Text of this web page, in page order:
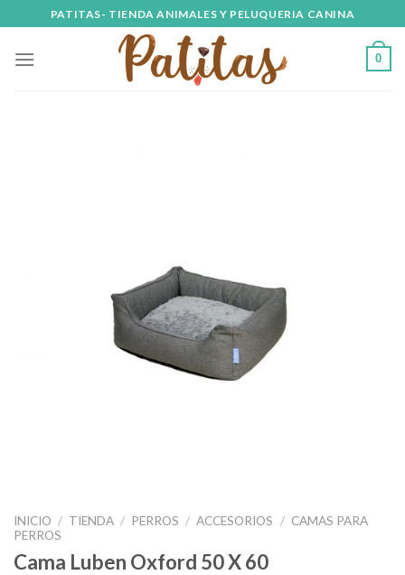
to
content
PATITAS- TIENDA ANIMALES Y PELUQUERIA CANINA
0
INICIO / TIENDA / PERROS / ACCESORIOS / CAMAS PARA
PERROS
Cama Luben Oxford 50 X 60